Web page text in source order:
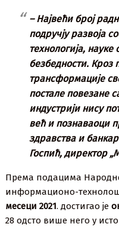
– Највећи број
подручју развоја
технологија,
безбедности. Кроз
трансформације
постале повезане
индустрији нису
већ и познаваоци
здравства и
Госпић, директор
Према подацима
информационо-
месеци 2021. достигао је
28 одсто више него у